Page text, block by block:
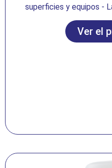
superficies y equipos -
Ver el